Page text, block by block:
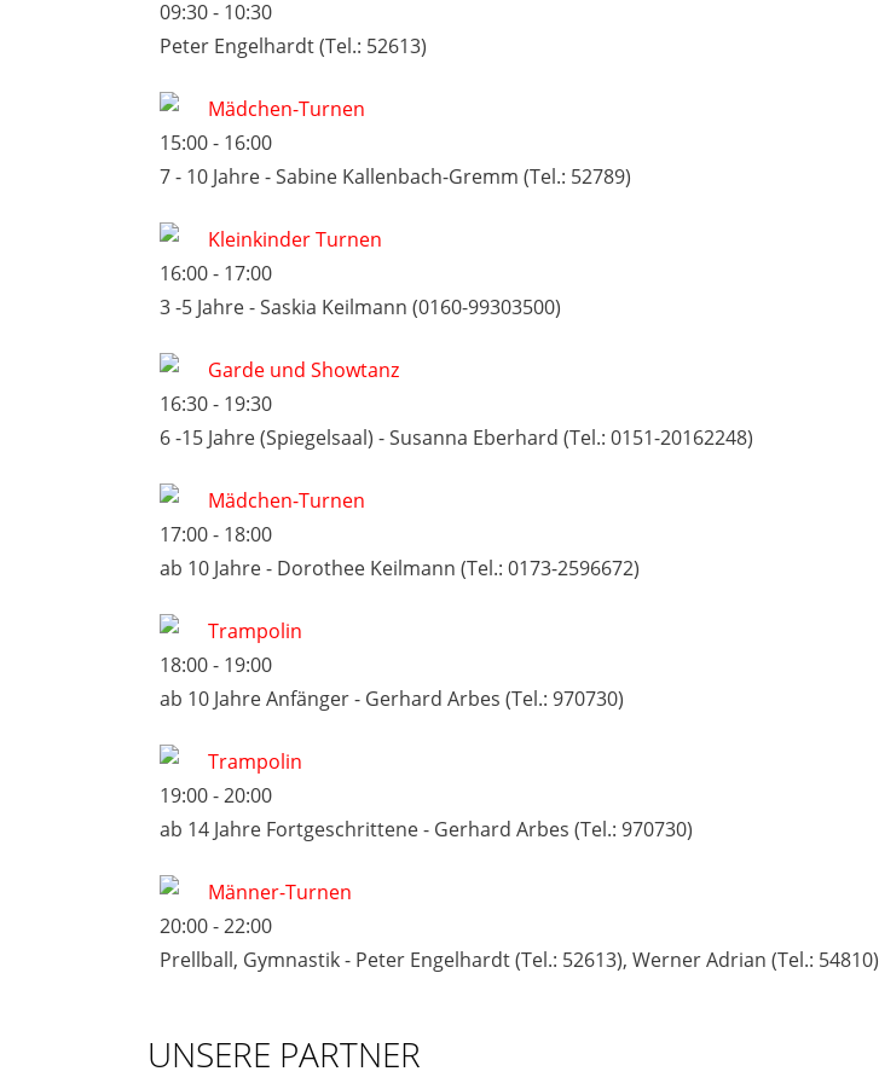
09:30- 10:30
Peter Engelhardt (Tel.: 52613)
Mädchen-Turnen
15:00- 16:00
7 - 10 Jahre - Sabine Kallenbach-Gremm (Tel.: 52789)
Kleinkinder Turnen
16:00- 17:00
3 -5 Jahre - Saskia Keilmann (0160-99303500)
Garde und Showtanz
16:30- 19:30
6 -15 Jahre (Spiegelsaal) - Susanna Eberhard (Tel.: 0151-20162248)
Mädchen-Turnen
17:00- 18:00
ab 10 Jahre - Dorothee Keilmann (Tel.: 0173-2596672)
Trampolin
18:00- 19:00
ab 10 Jahre Anfänger - Gerhard Arbes (Tel.: 970730)
Trampolin
19:00-20:00
ab 14 Jahre Fortgeschrittene - Gerhard Arbes (Tel.: 970730)
Männer-Turnen
20:00-22:00
Prellball, Gymnastik - Peter Engelhardt (Tel.: 52613), Werner Adrian (Tel.: 54810)
UNSERE PARTNER